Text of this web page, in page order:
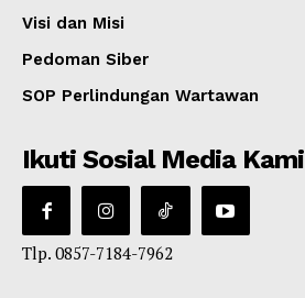
Visi dan Misi
Pedoman Siber
SOP Perlindungan Wartawan
Ikuti Sosial Media Kami
Tlp. 0857-7184-7962